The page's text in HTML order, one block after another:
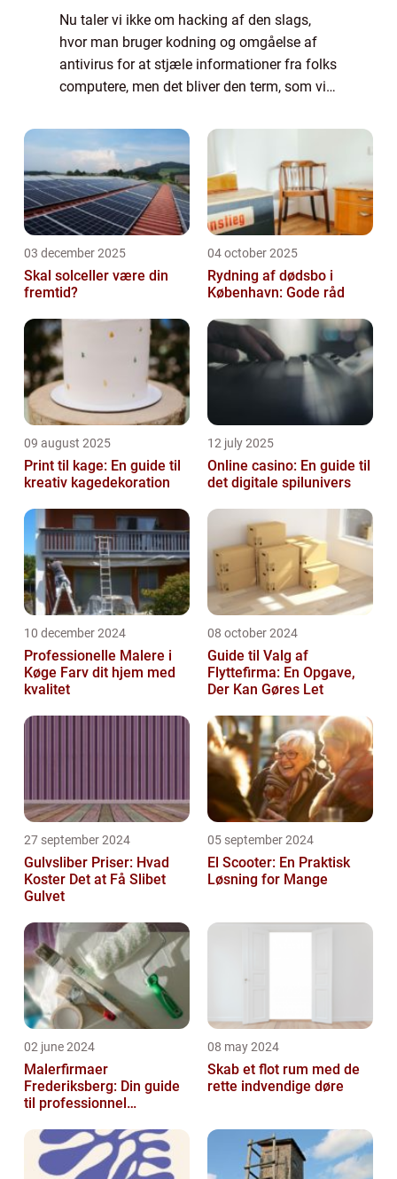
Nu taler vi ikke om hacking af den slags,
hvor man bruger kodning og omgåelse af
antivirus for at stjæle informationer fra folks
computere, men det bliver den term, som vi
opleve, at man er et sted, hvilket me...
03 december 2025
Skal solceller være din
fremtid?
04 october 2025
Rydning af dødsbo i
København: Gode råd
09 august 2025
Print til kage: En guide til
kreativ kagedekoration
12 july 2025
Online casino: En guide til
det digitale spilunivers
10 december 2024
Professionelle Malere i
Køge Farv dit hjem med
kvalitet
08 october 2024
Guide til Valg af
Flyttefirma: En Opgave,
Der Kan Gøres Let
27 september 2024
Gulvsliber Priser: Hvad
Koster Det at Få Slibet
Gulvet
05 september 2024
El Scooter: En Praktisk
Løsning for Mange
02 june 2024
Malerfirmaer
Frederiksberg: Din guide
til professionnel
08 may 2024
Skab et flot rum med de
rette indvendige døre